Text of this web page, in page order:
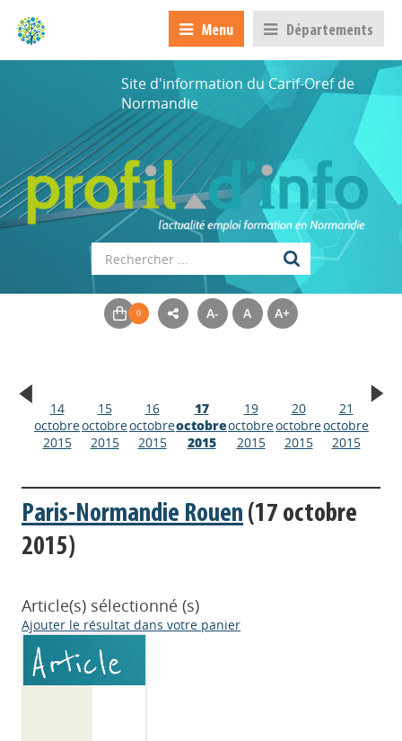
Menu Départements
Site d'information du Carif-Oref de
Normandie
A- A A+
14
octobre
2015
15
octobre
2015
16
octobre
2015
17
octobre
2015
19
octobre
2015
20
octobre
2015
21
octobre
2015
Paris-Normandie Rouen (17 octobre
2015)
Article(s) sélectionné (s)
Ajouter le résultat dans votre panier